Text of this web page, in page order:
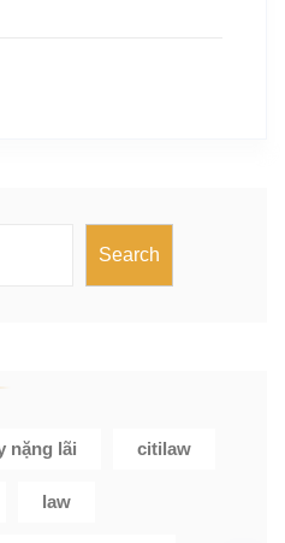
Search
nặng lãi citilaw
law